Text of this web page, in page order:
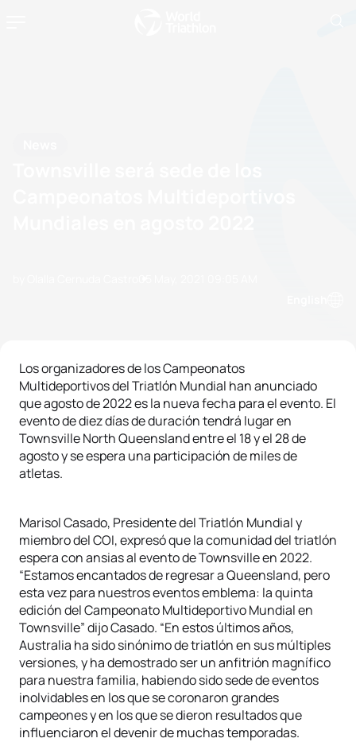
Los organizadores de los Campeonatos
Multideportivos del Triatlón Mundial han anunciado
que agosto de 2022 es la nueva fecha para el evento. El
evento de diez días de duración tendrá lugar en
Townsville North Queensland entre el 18 y el 28 de
agosto y se espera una participación de miles de
atletas.
Marisol Casado, Presidente del Triatlón Mundial y
miembro del COI, expresó que la comunidad del triatlón
espera con ansias al evento de Townsville en 2022.
“Estamos encantados de regresar a Queensland, pero
esta vez para nuestros eventos emblema: la quinta
edición del Campeonato Multideportivo Mundial en
Townsville” dijo Casado. “En estos últimos años,
Australia ha sido sinónimo de triatlón en sus múltiples
versiones, y ha demostrado ser un anfitrión magnífico
para nuestra familia, habiendo sido sede de eventos
inolvidables en los que se coronaron grandes
campeones y en los que se dieron resultados que
influenciaron el devenir de muchas temporadas.